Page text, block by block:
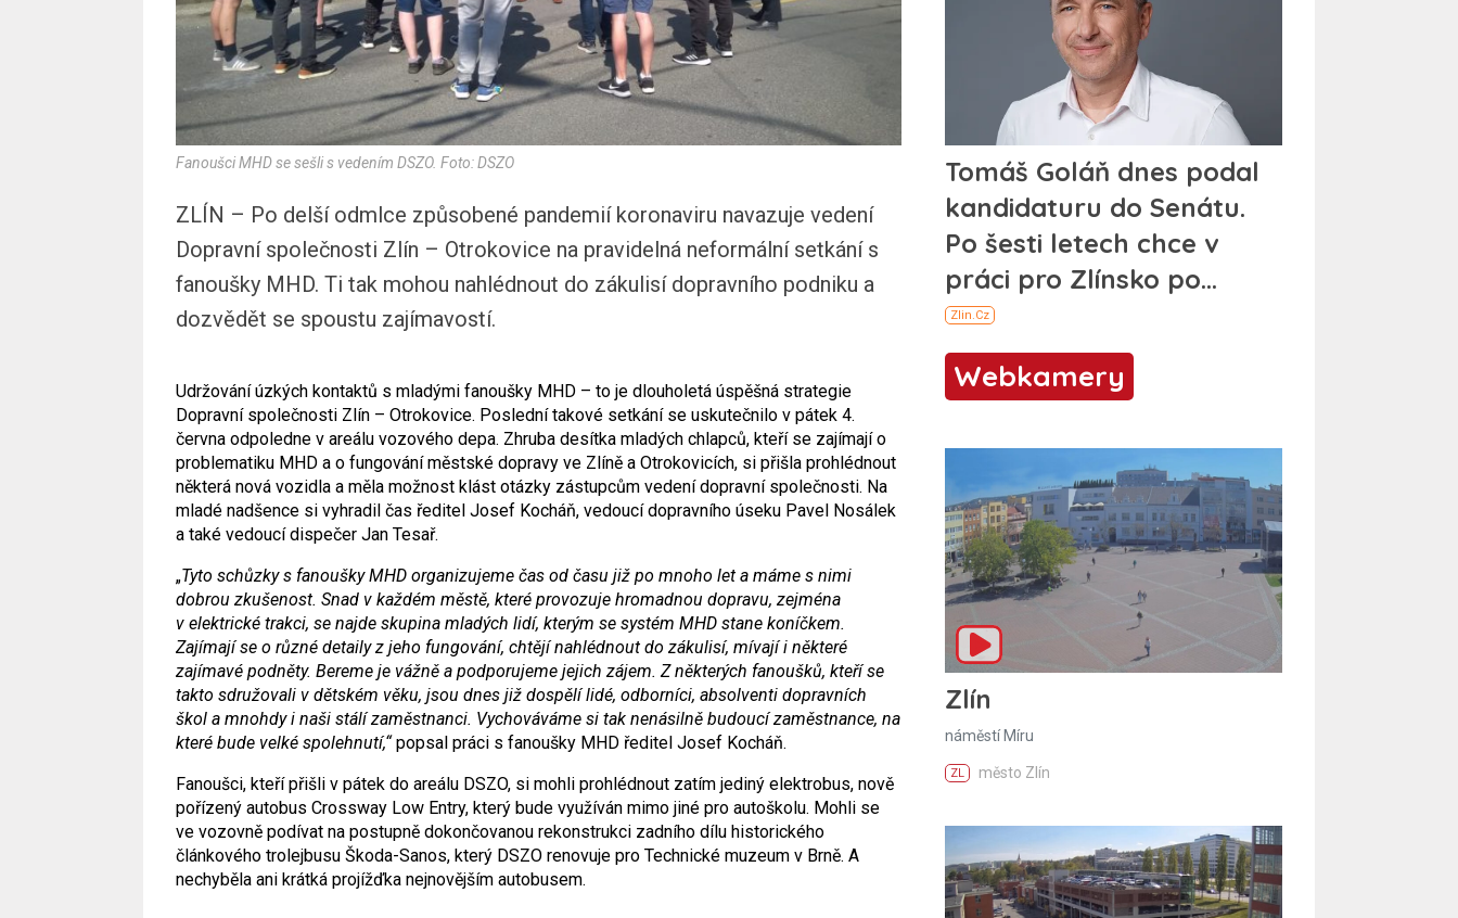
Fanoušci MHD se sešli s vedením DSZO. Foto: DSZO
ZLÍN – Po delší odmlce způsobené pandemií koronaviru navazuje vedení
Dopravní společnosti Zlín – Otrokovice na pravidelná neformální setkání s
fanoušky MHD. Ti tak mohou nahlédnout do zákulisí dopravního podniku a
dozvědět se spoustu zajímavostí.
Udržování úzkých kontaktů s mladými fanoušky MHD – to je dlouholetá úspěšná strategie
Dopravní společnosti Zlín – Otrokovice. Poslední takové setkání se uskutečnilo v pátek 4.
června odpoledne v areálu vozového depa. Zhruba desítka mladých chlapců, kteří se zajímají o
problematiku MHD a o fungování městské dopravy ve Zlíně a Otrokovicích, si přišla prohlédnout
některá nová vozidla a měla možnost klást otázky zástupcům vedení dopravní společnosti. Na
mladé nadšence si vyhradil čas ředitel Josef Kocháň, vedoucí dopravního úseku Pavel Nosálek
a také vedoucí dispečer Jan Tesař.
„Tyto schůzky s fanoušky MHD organizujeme čas od času již po mnoho let a máme s nimi
dobrou zkušenost. Snad v každém městě, které provozuje hromadnou dopravu, zejména
v elektrické trakci, se najde skupina mladých lidí, kterým se systém MHD stane koníčkem.
Zajímají se o různé detaily z jeho fungování, chtějí nahlédnout do zákulisí, mívají i některé
zajímavé podněty. Bereme je vážně a podporujeme jejich zájem. Z některých fanoušků, kteří se
takto sdružovali v dětském věku, jsou dnes již dospělí lidé, odborníci, absolventi dopravních
škol a mnohdy i naši stálí zaměstnanci. Vychováváme si tak nenásilně budoucí zaměstnance, na
které bude velké spolehnutí,“popsal práci s fanoušky MHD ředitel Josef Kocháň.
Fanoušci, kteří přišli v pátek do areálu DSZO, si mohli prohlédnout zatím jediný elektrobus, nově
pořízený autobus Crossway Low Entry, který bude využíván mimo jiné pro autoškolu. Mohli se
ve vozovně podívat na postupně dokončovanou rekonstrukci zadního dílu historického
článkového trolejbusu Škoda-Sanos, který DSZO renovuje pro Technické muzeum v Brně. A
nechyběla ani krátká projížďka nejnovějším autobusem.
Webkamery
Zlín
náměstí Míru
ZL město Zlín